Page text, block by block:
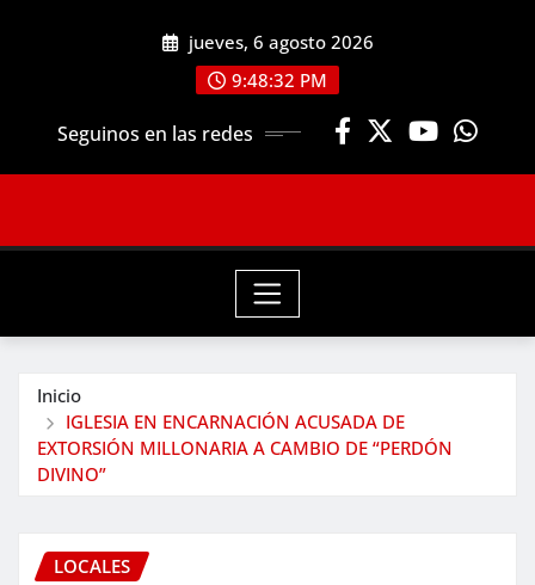
jueves, 6 agosto 2026
9:48:34 PM
Seguinos en las redes
Inicio
IGLESIA EN ENCARNACIÓN ACUSADA DE
EXTORSIÓN MILLONARIA A CAMBIO DE “PERDÓN
DIVINO”
LOCALES